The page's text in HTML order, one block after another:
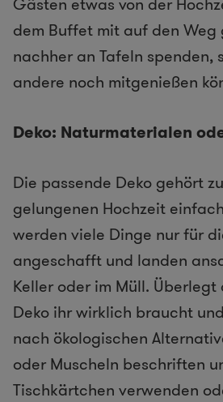
dem Buffet mit auf den Weg
nachher an Tafeln spenden,
andere noch mitgenießen
Deko: Naturmaterialen
Die passende Deko gehört
gelungenen Hochzeit
werden viele Dinge nur für
angeschafft und landen
Keller oder im Müll. Überlegt
Deko ihr wirklich braucht
nach ökologischen
oder Muscheln beschriften
Tischkärtchen verwenden